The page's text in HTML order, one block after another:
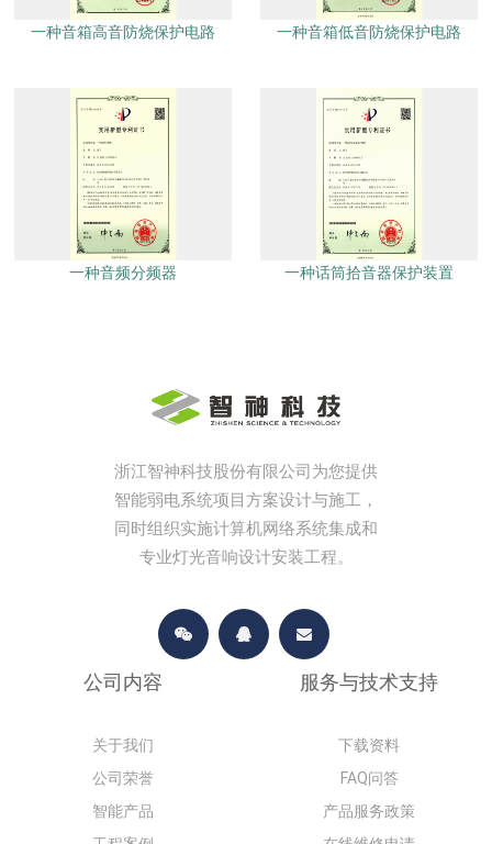
一种音箱高音防烧保护电路 一种音箱低音防烧保护电路
一种音频分频器 一种话筒拾音器保护装置
浙江智神科技股份有限公司为您提供
智能弱电系统项目方案设计与施工，
同时组织实施计算机网络系统集成和
专业灯光音响设计安装工程。
公司内容
关于我们
公司荣誉
智能产品
服务与技术支持
下载资料
FAQ问答
产品服务政策